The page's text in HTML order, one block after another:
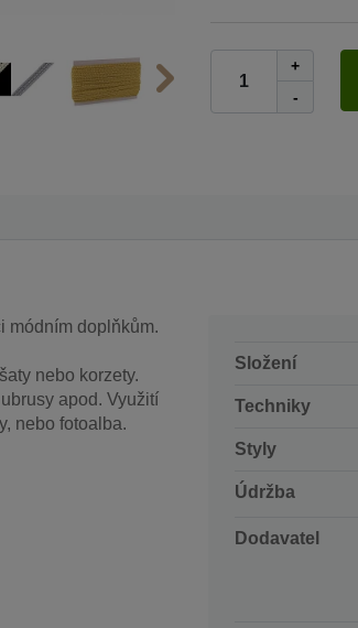
+
-
módním doplňkům.
nebo korzety.
apod. Využití
nebo fotoalba.
Složení
Techniky
Styly
Údržba
Dodavatel